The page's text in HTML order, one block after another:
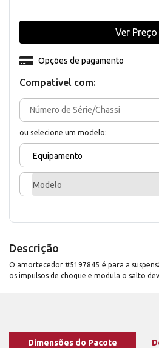
Compativel com:
ou selecione um modelo:
Equipamento
Modelo
Opções de pagamento
Ver Preço
Descrição
O amortecedor #5197845 é para a
os impulsos de choque e modula o salto
Dimensões do Pacote